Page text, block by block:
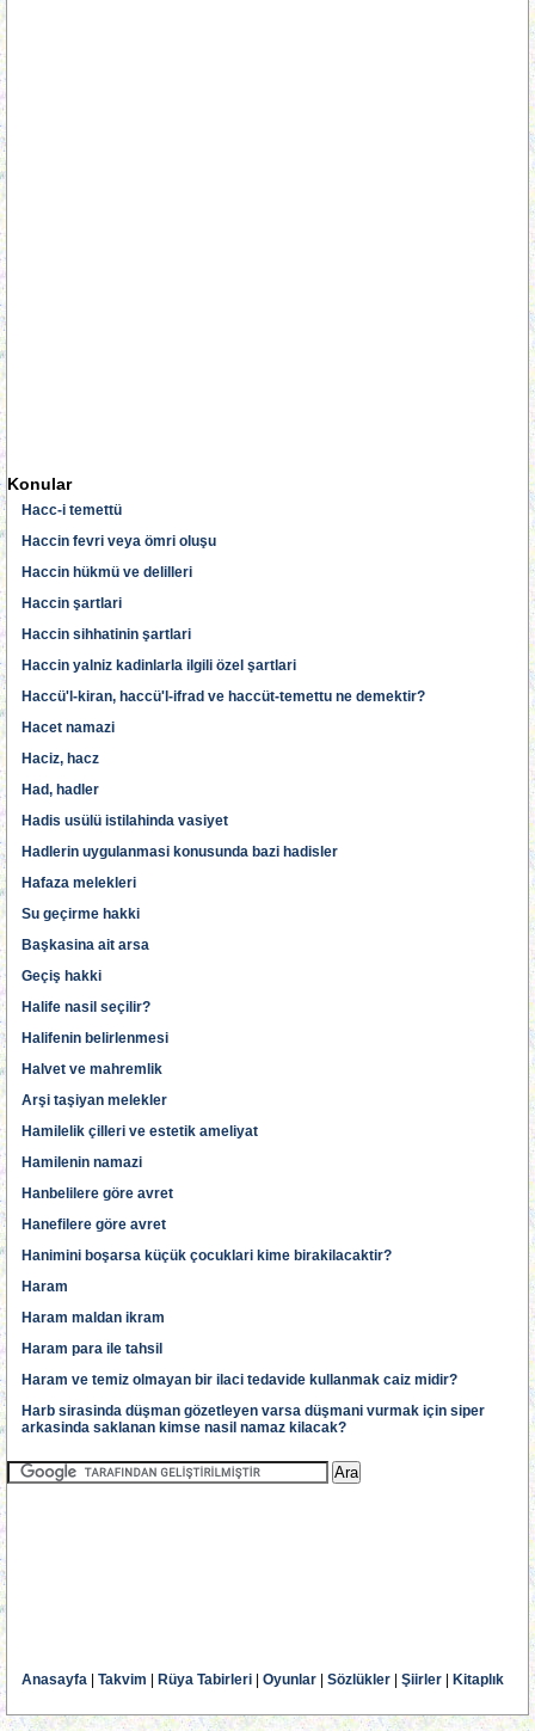
Konular
Hacc-i temettü
Haccin fevri veya ömri oluşu
Haccin hükmü ve delilleri
Haccin şartlari
Haccin sihhatinin şartlari
Haccin yalniz kadinlarla ilgili özel şartlari
Haccü'l-kiran, haccü'l-ifrad ve haccüt-temettu ne demektir?
Hacet namazi
Haciz, hacz
Had, hadler
Hadis usülü istilahinda vasiyet
Hadlerin uygulanmasi konusunda bazi hadisler
Hafaza melekleri
Su geçirme hakki
Başkasina ait arsa
Geçiş hakki
Halife nasil seçilir?
Halifenin belirlenmesi
Halvet ve mahremlik
Arşi taşiyan melekler
Hamilelik çilleri ve estetik ameliyat
Hamilenin namazi
Hanbelilere göre avret
Hanefilere göre avret
Hanimini boşarsa küçük çocuklari kime birakilacaktir?
Haram
Haram maldan ikram
Haram para ile tahsil
Haram ve temiz olmayan bir ilaci tedavide kullanmak caiz midir?
Harb sirasinda düşman gözetleyen varsa düşmani vurmak için siper
arkasinda saklanan kimse nasil namaz kilacak?
Anasayfa Takvim Rüya Tabirleri Oyunlar Sözlükler Şiirler Kitaplık